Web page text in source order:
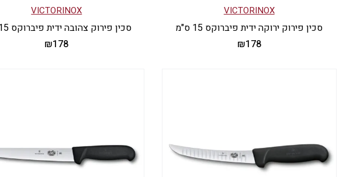
VICTORINOX
סכין פירוק ירוקה ידית פיברוקס 15 ס"מ
₪178
VICTORINOX
סכין פירוק צהובה ידית פיברוקס 15 ס"מ
₪178